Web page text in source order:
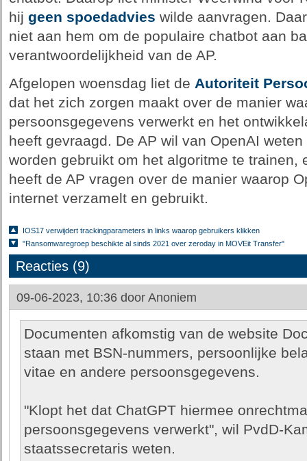
hij geen spoedadvies wilde aanvragen.
niet aan hem om de populaire chatbot aan
verantwoordelijkheid van de AP.
Afgelopen woensdag liet de Autoriteit
dat het zich zorgen maakt over de manier
persoonsgegevens verwerkt en het
heeft gevraagd. De AP wil van OpenAI
worden gebruikt om het algoritme te trainen,
heeft de AP vragen over de manier waarop
internet verzamelt en gebruikt.
IOS17 verwijdert trackingparameters in links waarop gebruikers klikken
"Ransomwaregroep beschikte al sinds 2021 over zeroday in MOVEit Transfer"
Reacties (9)
09-06-2023, 10:36 door Anoniem
Documenten afkomstig van de website
staan met BSN-nummers, persoonlijke
vitae en andere persoonsgegevens.
"Klopt het dat ChatGPT hiermee
persoonsgegevens verwerkt", wil PvdD-
staatssecretaris weten.